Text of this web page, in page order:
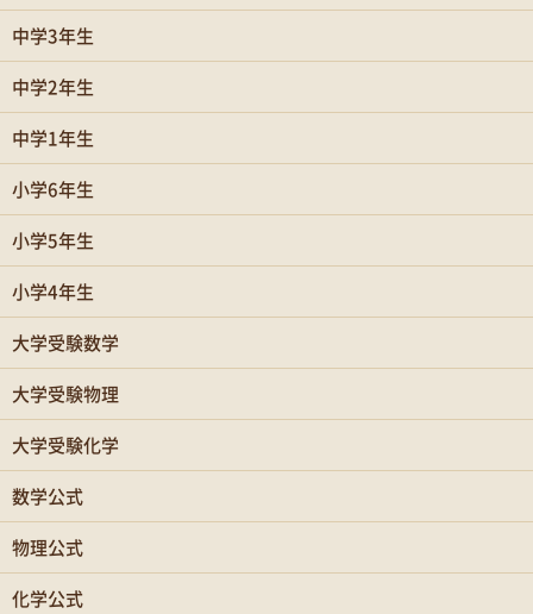
中学3年生
中学2年生
中学1年生
小学6年生
小学5年生
小学4年生
大学受験数学
大学受験物理
大学受験化学
数学公式
物理公式
化学公式